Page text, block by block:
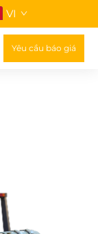
VI
Yêu cầu báo giá